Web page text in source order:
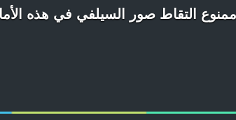
ممنوع التقاط صور السيلفي في هذه